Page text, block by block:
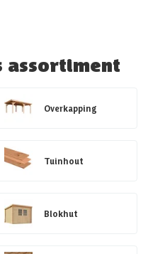
assortiment
Overkapping
Tuinhout
Blokhut